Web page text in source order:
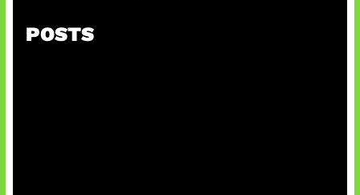
POSTS